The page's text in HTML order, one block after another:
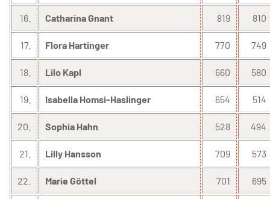
16. Catharina Gnant 819 810
17. Flora Hartinger 770 749
18. Lilo Kapl 660 580
19. Isabella Homsi-Haslinger 654 514
20. Sophia Hahn 528 494
21. Lilly Hansson 709 573
22. Marie Göttel 701 695